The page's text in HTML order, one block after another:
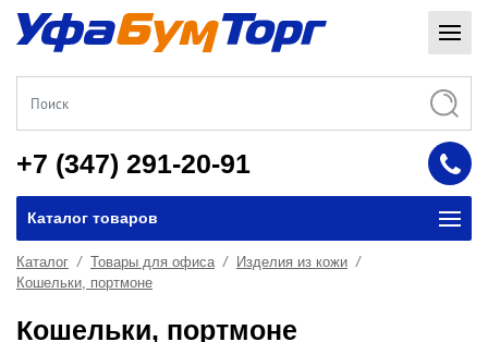
+7 (347) 291-20-91
Каталог товаров
Каталог Товары для офиса
Изделия из кожи
Кошельки, портмоне
Кошельки, портмоне